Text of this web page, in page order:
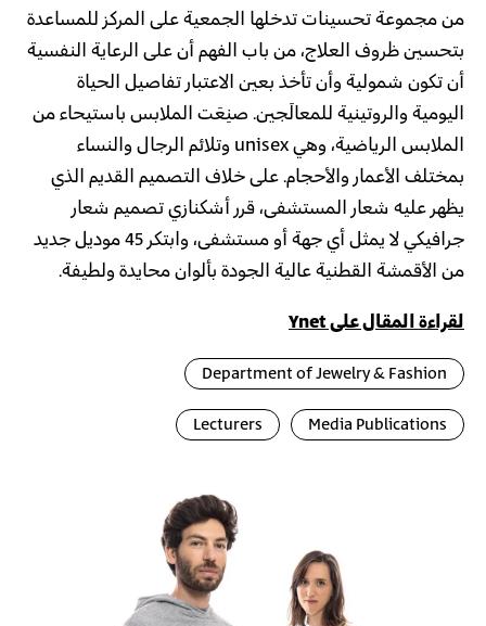
من مجموعة تحسينات تدخلها الجمعية على المركز للمساعدة
بتحسين ظروف العلاج، من باب الفهم أن على الرعاية النفسية
أن تكون شمولية وأن تأخذ بعين الاعتبار تفاصيل الحياة
اليومية والروتينية للمعالَجين. صنِعَت الملابس باستيحاء من
الملابس الرياضية، وهي unisex وتلائم الرجال والنساء
بمختلف الأعمار والأحجام. على خلاف التصميم القديم الذي
يظهر عليه شعار المستشفى، قرر أشكنازي تصميم شعار
جرافيكي لا يمثل أي جهة أو مستشفى، وابتكر 45 موديل جديد
من الأقمشة القطنية عالية الجودة بألوان محايدة ولطيفة.
لقراءة المقال على Ynet
Department of Jewelry & Fashion
Media Publications
Lecturers